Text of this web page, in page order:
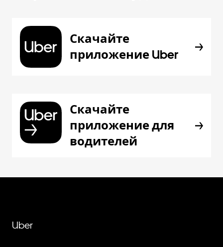
Скачайте
приложение Uber
Скачайте
приложение для
водителей
Uber